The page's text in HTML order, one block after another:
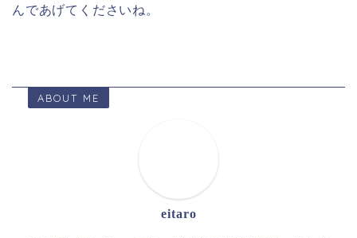
んであげてくださいね。
ABOUT ME
eitaro